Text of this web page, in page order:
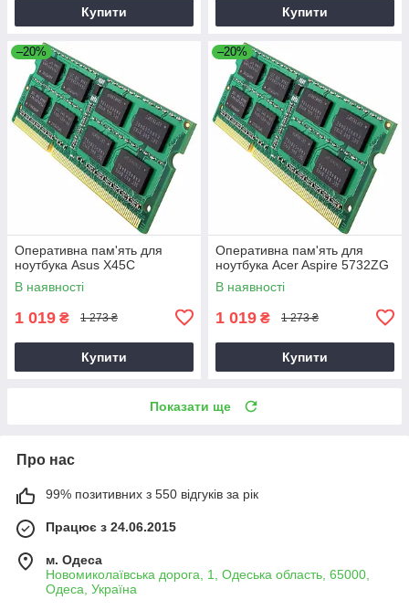
Купити Купити
–20%
Оперативна пам'ять для
ноутбука Asus X45C
В наявності
1 019 ₴ 1 273 ₴
Купити
–20%
Оперативна пам'ять для
ноутбука Acer Aspire 5732ZG
В наявності
1 019 ₴ 1 273 ₴
Купити
Показати ще
Про нас
99% позитивних з 550 відгуків за рік
Працює з 24.06.2015
м. Одеса
Новомиколаївська дорога, 1, Одеська область, 65000,
Одеса, Україна